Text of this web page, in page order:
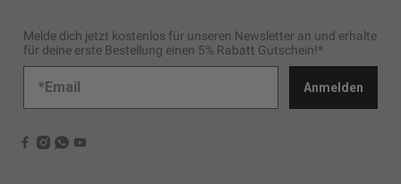
Melde dich jetzt kostenlos für unseren Newsletter an und erhalte
für deine erste Bestellung einen 5% Rabatt Gutschein!*
Anmelden